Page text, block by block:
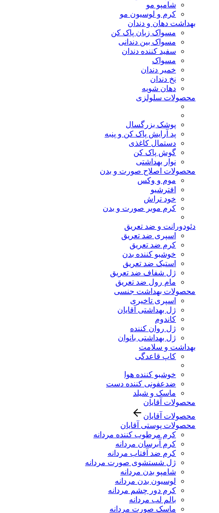
شامپو مو
کرم و لوسیون مو
بهداشت دهان و دندان
مسواک زبان پاک کن
مسواک بین دندانی
سفید کننده دندان
مسواک
خمیر دندان
نخ دندان
دهان شویه
محصولات سلولزی
پوشک بزرگسال
پد آرایش پاک کن و پنبه
دستمال کاغذی
گوش پاک کن
نوار بهداشتی
محصولات اصلاح صورت و بدن
موم و وکس
افترشیو
خود تراش
کرم موبر صورت و بدن
دئودورانت و ضد تعریق
اسپری ضد تعریق
کرم ضد تعریق
خوشبو کننده بدن
استیک ضد تعریق
ژل شفاف ضد تعریق
مام رول ضد تعریق
محصولات بهداشت جنسی
اسپری تاخیری
ژل بهداشتی آقایان
کاندوم
ژل روان کننده
ژل بهداشتی بانوان
بهداشت و سلامت
کاپ قاعدگی
خوشبو کننده هوا
ضدعفونی کننده دست
ماسک و شیلد
محصولات آقایان
محصولات آقایان
محصولات پوستی آقایان
کرم مرطوب کننده مردانه
کرم آبرسان مردانه
کرم ضد آفتاب مردانه
ژل شستشوی صورت مردانه
شامپو بدن مردانه
لوسیون بدن مردانه
کرم دور چشم مردانه
بالم لب مردانه
ماسک صورت مردانه